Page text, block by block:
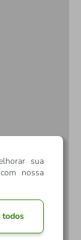
sua
nossa
todos